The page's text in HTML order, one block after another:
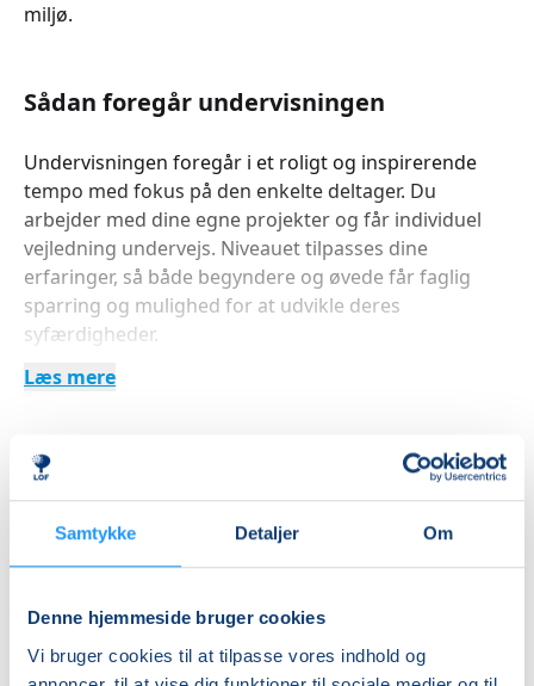
Samtykke Detaljer Om
Denne hjemmeside bruger cookies
Vi bruger cookies til at tilpasse vores indhold og
miljø.
Sådan foregår undervisningen
Undervisningen foregår i et roligt og inspirerende
tempo med fokus på den enkelte deltager. Du
arbejder med dine egne projekter og får individuel
vejledning undervejs. Niveauet tilpasses dine
erfaringer, så både begyndere og øvede får faglig
sparring og mulighed for at udvikle deres
syfærdigheder.
Det får du ud af at deltage
Lær at sy dit eget tøj, boligtekstiler eller kreative
projekter fra start til slut.
Få indsigt i mønstertilpasning, materialevalg og
forskellige syteknikker.
Bliv en del af et kreativt fællesskab, hvor du kan
udveksle idéer og hente inspiration fra andre
syentusiaster.
Læs mere
Betal med
Priser